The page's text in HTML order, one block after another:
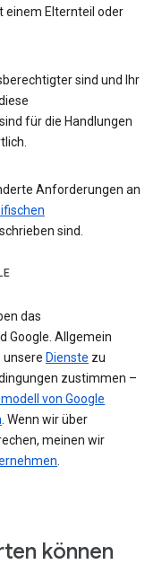
einem Elternteil oder
sind und Ihr
für die Handlungen
Anforderungen an
sind.
das
Google. Allgemein
unsere Dienste zu
zustimmen –
von Google
. Wenn wir über
meinen wir
.
können